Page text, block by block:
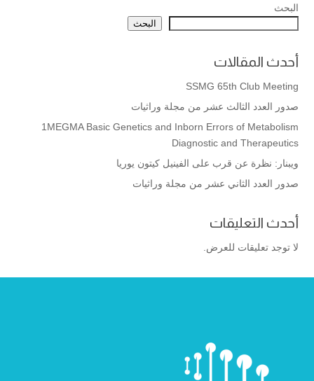
البحث
البحث
أحدث المقالات
SSMG 65th Club Meeting
صدور العدد الثالث عشر من مجلة وراثيات
1MEGMA Basic Genetics and Inborn Errors of Metabolism
Diagnostic and Therapeutics
ويبنار: نظرة عن قرب على الفينيل كيتون يوريا
صدور العدد الثاني عشر من مجلة وراثيات
أحدث التعليقات
لا توجد تعليقات للعرض.